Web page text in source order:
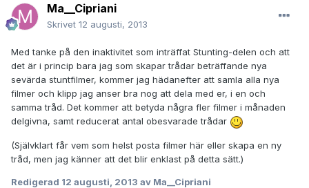
Ma__Cipriani
Skrivet 12 augusti, 2013
Med tanke på den inaktivitet som inträffat Stunting-delen och att
det är i princip bara jag som skapar trådar beträffande nya
sevärda stuntfilmer, kommer jag hädanefter att samla alla nya
filmer och klipp jag anser bra nog att dela med er, i en och
samma tråd. Det kommer att betyda några fler filmer i månaden
delgivna, samt reducerat antal obesvarade trådar
(Självklart får vem som helst posta filmer här eller skapa en ny
tråd, men jag känner att det blir enklast på detta sätt.)
Redigerad 12 augusti, 2013 av Ma__Cipriani